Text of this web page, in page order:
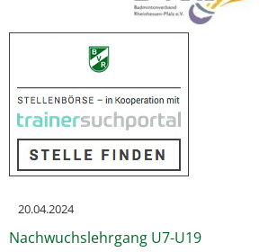
20.04.2024
Nachwuchslehrgang U7-U19